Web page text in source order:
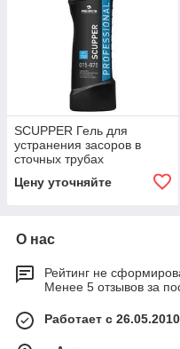
SCUPPER Гель для
устранения засоров в
сточных трубах
Цену уточняйте
О нас
Рейтинг не
Менее 5 отзывов за
Работает с 26.05.2010